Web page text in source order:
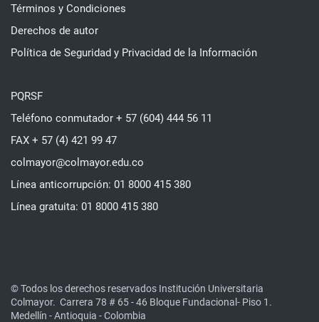
Términos y Condiciones
Derechos de autor
Política de Seguridad y Privacidad de la Información
PQRSF
Teléfono conmutador + 57 (604) 444 56 11
FAX + 57 (4) 421 99 47
colmayor@colmayor.edu.co
Línea anticorrupción: 01 8000 415 380
Línea gratuita: 01 8000 415 380
© Todos los derechos reservados Institución Universitaria
Colmayor. Carrera 78 # 65 - 46 Bloque Fundacional- Piso 1.
Medellín - Antioquia - Colombia